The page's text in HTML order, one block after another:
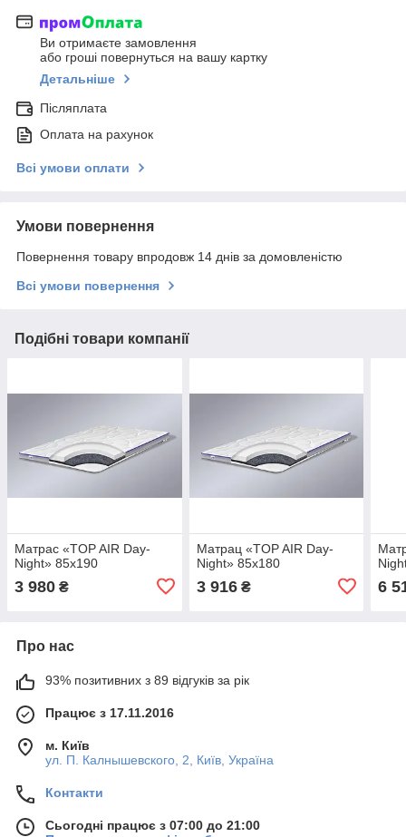
Ви отримаєте замовлення
або гроші повернуться на вашу картку
Детальніше
Післяплата
Оплата на рахунок
Всі умови оплати
Умови повернення
Повернення товару впродовж 14 днів за домовленістю
Всі умови повернення
Подібні товари компанії
Матрас «TOP AIR Day-
Night» 85x190
3 980 ₴
Матрац «TOP AIR Day-
Night» 85x180
3 916₴ 6
Про нас
93% позитивних з 89 відгуків за рік
Працює з 17.11.2016
м. Київ
ул. П. Калнышевского, 2, Київ, Україна
Контакти
Сьогодні працює з 07:00 до 21:00